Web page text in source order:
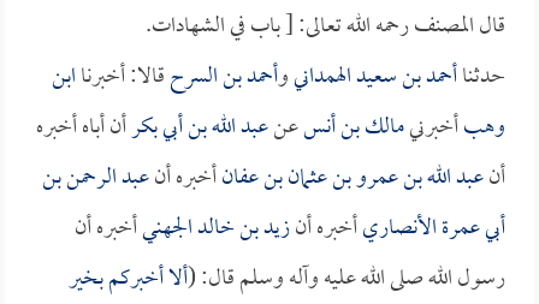
قال المصنف رحمه الله تعالى: [ باب في الشهادات.
حدثناأحمد بن سعيد الهمدانيوأحمد بن السرحقالا: أخبرناابن
وهبأخبرنيمالك بن أنسعنعبد الله بن أبي بكرأن أباه أخبره
أنعبد الله بن عمرو بن عثمان بن عفانأخبره أنعبد الرحمن بن
أبي عمرة الأنصاريأخبره أنزيد بن خالد الجهنيأخبره أن
رسول الله صلى الله عليه وآله وسلم قال: (ألا أخبركم بخير